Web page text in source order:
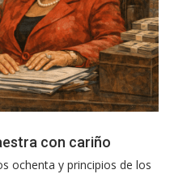
con cariño
ochenta y principios de los